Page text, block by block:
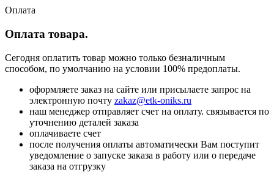
Оплата
Оплата товара.
Сегодня оплатить товар можно только безналичным
способом, по умолчанию на условии 100% предоплаты.
оформляете заказ на сайте или присылаете запрос на
электронную почту zakaz@etk-oniks.ru
наш менеджер отправляет счет на оплату. связывается по
уточнению деталей заказа
оплачиваете счет
после получения оплаты автоматически Вам поступит
уведомление о запуске заказа в работу или о передаче
заказа на отгрузку